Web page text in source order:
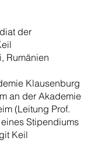
der
Rumänien
Klausenburg
an der Akademie
(Leitung Prof.
Stipendiums
Keil